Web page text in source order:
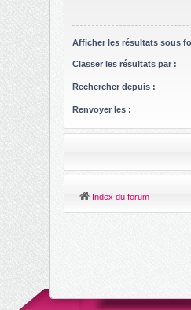
Afficher les résultats sous
Classer les résultats par :
Rechercher depuis :
Renvoyer les :
Index du forum